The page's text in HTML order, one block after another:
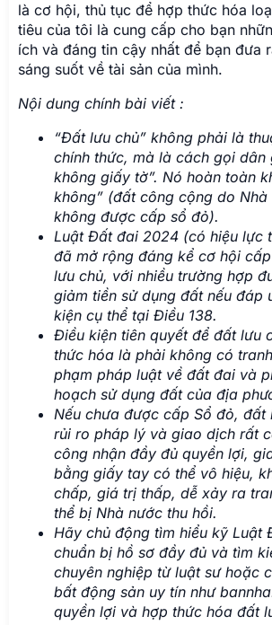
là cơ hội, thủ tục để hợp thức hóa
tiêu của tôi là cung cấp cho bạn
ích và đáng tin cậy nhất để bạn đưa
sáng suốt về tài sản của mình.
Nội dung chính bài viết :
“Đất lưu chủ” không phải là
chính thức, mà là cách gọi dân
không giấy tờ”. Nó hoàn toàn
không” (đất công cộng do
không được cấp sổ đỏ).
Luật Đất đai 2024 (có hiệu lực
đã mở rộng đáng kể cơ hội
lưu chủ, với nhiều trường hợp
giảm tiền sử dụng đất nếu đáp
kiện cụ thể tại Điều 138.
Điều kiện tiên quyết để đất lưu
thức hóa là phải không có
phạm pháp luật về đất đai và
hoạch sử dụng đất của địa
Nếu chưa được cấp Sổ đỏ, đất
rủi ro pháp lý và giao dịch rất
công nhận đầy đủ quyền lợi,
bằng giấy tay có thể vô hiệu,
chấp, giá trị thấp, dễ xảy ra
thể bị Nhà nước thu hồi.
Hãy chủ động tìm hiểu kỹ Luật
chuẩn bị hồ sơ đầy đủ và tìm
chuyên nghiệp từ luật sư hoặc
bất động sản uy tín như
quyền lợi và hợp thức hóa đất